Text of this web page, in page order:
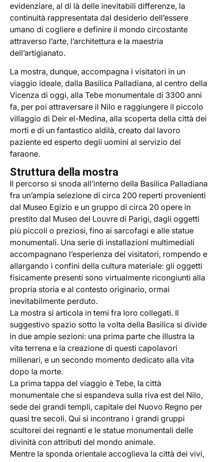
evidenziare, al di là delle inevitabili differenze, la
continuità rappresentata dal desiderio dell’essere
umano di cogliere e definire il mondo circostante
attraverso l’arte, l’architettura e la maestria
dell’artigianato.
La mostra, dunque, accompagna i visitatori in un
viaggio ideale, dalla Basilica Palladiana, al centro della
Vicenza di oggi, alla Tebe monumentale di 3300 anni
fa, per poi attraversare il Nilo e raggiungere il piccolo
villaggio di Deir el-Medina, alla scoperta della città dei
morti e di un fantastico aldilà, creato dal lavoro
paziente ed esperto degli uomini al servizio del
faraone.
Struttura della mostra
Il percorso si snoda all’interno della Basilica Palladiana
fra un’ampia selezione di circa 200 reperti provenienti
dal Museo Egizio e un gruppo di circa 20 opere in
prestito dal Museo del Louvre di Parigi, dagli oggetti
più piccoli o preziosi, fino ai sarcofagi e alle statue
monumentali. Una serie di installazioni multimediali
accompagnano l’esperienza dei visitatori, rompendo e
allargando i confini della cultura materiale: gli oggetti
fisicamente presenti sono virtualmente ricongiunti alla
propria storia e al contesto originario, ormai
inevitabilmente perduto.
La mostra si articola in temi fra loro collegati. Il
suggestivo spazio sotto la volta della Basilica si divide
in due ampie sezioni: una prima parte che illustra la
vita terrena e la creazione di questi capolavori
millenari, e un secondo momento dedicato alla vita
dopo la morte.
La prima tappa del viaggio è Tebe, la città
monumentale che si espandeva sulla riva est del Nilo,
sede dei grandi templi, capitale del Nuovo Regno per
quasi tre secoli. Qui si incontrano i grandi gruppi
scultorei dei regnanti e le statue monumentali delle
divinità con attributi del mondo animale.
Mentre la sponda orientale accoglieva la città dei vivi,